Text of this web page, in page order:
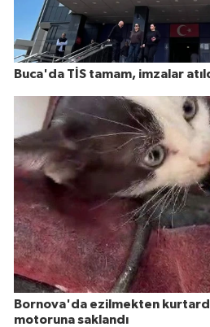
Buca'da TİS tamam, imzalar
Bornova'da ezilmekten
motoruna saklandı